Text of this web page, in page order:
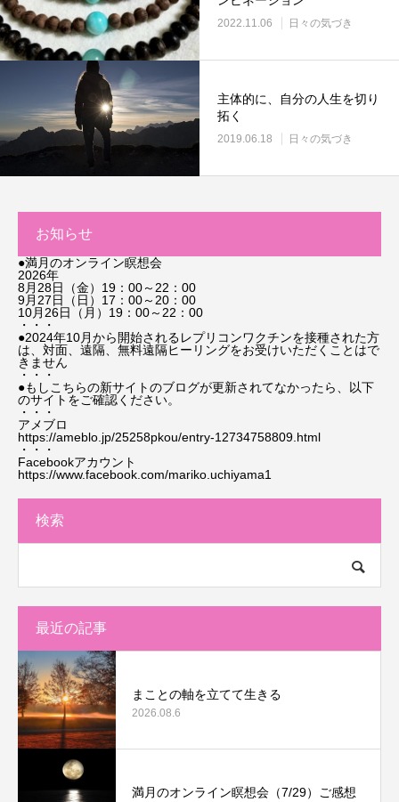
2022.11.06 日々の気づき
主体的に、自分の人生を切り
拓く
2019.06.18 日々の気づき
お知らせ
●満月のオンライン瞑想会
2026年
8月28日（金）19：00～22：00
9月27日（日）17：00～20：00
10月26日（月）19：00～22：00
・・・
●2024年10月から開始されるレプリコンワクチンを接種された方
は、対面、遠隔、無料遠隔ヒーリングをお受けいただくことはで
きません
・・・
●もしこちらの新サイトのブログが更新されてなかったら、以下
のサイトをご確認ください。
・・・
アメブロ
https://ameblo.jp/25258pkou/entry-12734758809.html
・・・
Facebookアカウント
https://www.facebook.com/mariko.uchiyama1
検索
最近の記事
まことの軸を立てて生きる
2026.08.6
満月のオンライン瞑想会（7/29）ご感想